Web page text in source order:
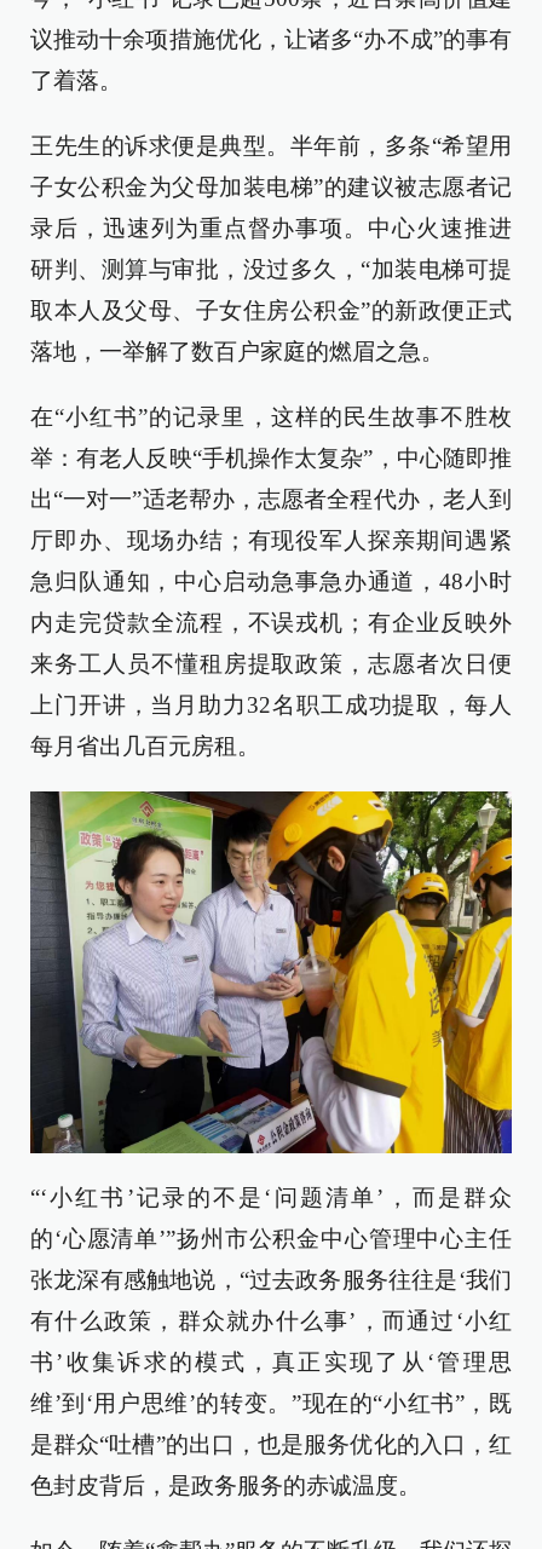
议推动十余项措施优化，让诸多“办不成”的事有
了着落。
王先生的诉求便是典型。半年前，多条“希望用
子女公积金为父母加装电梯”的建议被志愿者记
录后，迅速列为重点督办事项。中心火速推进
研判、测算与审批，没过多久，“加装电梯可提
取本人及父母、子女住房公积金”的新政便正式
落地，一举解了数百户家庭的燃眉之急。
在“小红书”的记录里，这样的民生故事不胜枚
举：有老人反映“手机操作太复杂”，中心随即推
出“一对一”适老帮办，志愿者全程代办，老人到
厅即办、现场办结；有现役军人探亲期间遇紧
急归队通知，中心启动急事急办通道，48小时
内走完贷款全流程，不误戎机；有企业反映外
来务工人员不懂租房提取政策，志愿者次日便
上门开讲，当月助力32名职工成功提取，每人
每月省出几百元房租。
“‘小红书’记录的不是‘问题清单’，而是群众
的‘心愿清单’”扬州市公积金中心管理中心主任
张龙深有感触地说，“过去政务服务往往是‘我们
有什么政策，群众就办什么事’，而通过‘小红
书’收集诉求的模式，真正实现了从‘管理思
维’到‘用户思维’的转变。”现在的“小红书”，既
是群众“吐槽”的出口，也是服务优化的入口，红
色封皮背后，是政务服务的赤诚温度。